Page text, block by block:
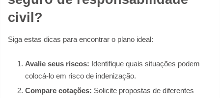
civil?
Siga estas dicas para encontrar o plano ideal:
Avalie seus riscos: Identifique quais situações podem
colocá-lo em risco de indenização.
Compare cotações: Solicite propostas de diferentes